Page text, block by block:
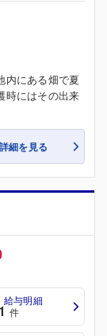
内にある畑で夏
時にはその出来
細を見る
給与明細
1 件